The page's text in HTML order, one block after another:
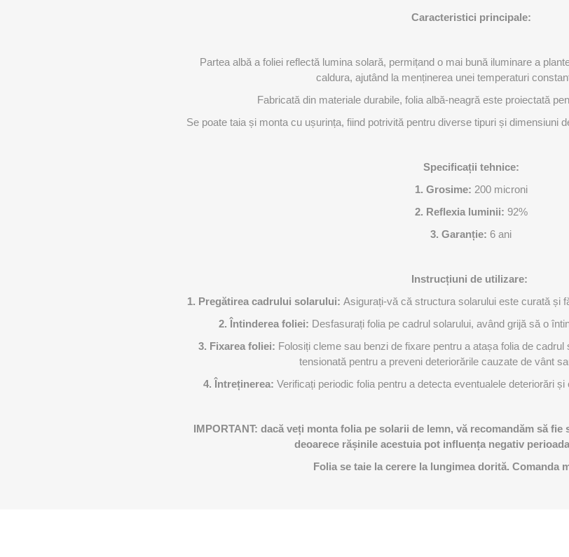
Caracteristici principale:
Partea albă a foliei reflectă lumina solară, permițand o mai bună iluminare a
caldura, ajutând la menținerea unei temperaturi
Fabricată din materiale durabile, folia albă-neagră este proiectată
Se poate taia și monta cu ușurința, fiind potrivită pentru diverse tipuri și dimensiuni
Specificații tehnice:
1. Grosime: 200 microni
2. Reflexia luminii: 92%
3. Garanție: 6 ani
Instrucțiuni de utilizare:
1. Pregătirea cadrului solarului: Asigurați-vă că structura solarului este curată și
2. Întinderea foliei: Desfasurați folia pe cadrul solarului, având grijă să o
3. Fixarea foliei: Folosiți cleme sau benzi de fixare pentru a atașa folia de
tensionată pentru a preveni deteriorările cauzate de vânt
4. Întreținerea: Verificați periodic folia pentru a detecta eventualele deteriorări
IMPORTANT: dacă veți monta folia pe solarii de lemn, vă recomandăm să
deoarece rășinile acestuia pot influența negativ
​​Folia se taie la cerere la lungimea dorită. Comanda